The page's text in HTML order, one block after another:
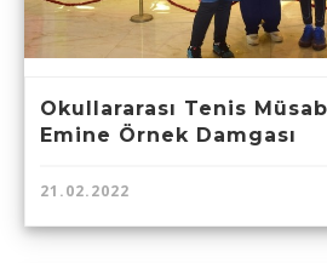
Okullararası Tenis
Emine Örnek Damgası
21.02.2022